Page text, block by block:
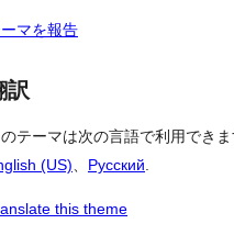
マを報告
訳
のテーマは次の言語で利用できま
(US)
Русский
this theme